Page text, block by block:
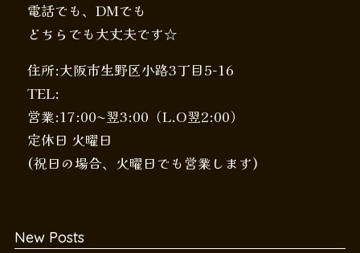
電話でも、DMでも
どちらでも大丈夫です☆
住所:大阪市生野区小路3丁目5-16
TEL:
営業:17:00〜翌3:00（L.O翌2:00）
定休日 火曜日
(祝日の場合、火曜日でも営業します)
New Posts